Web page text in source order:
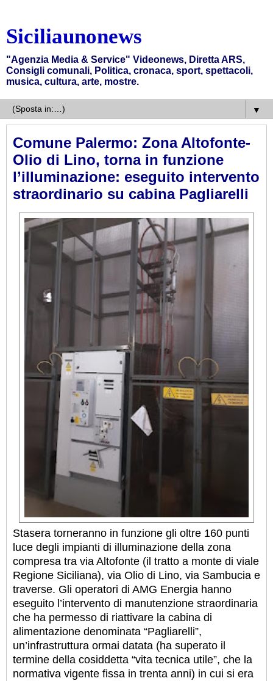
Siciliaunonews
"Agenzia Media & Service" Videonews, Diretta ARS,
Consigli comunali, Politica, cronaca, sport, spettacoli,
musica, cultura, arte, mostre.
▼
Comune Palermo: Zona Altofonte-
Olio di Lino, torna in funzione
l’illuminazione: eseguito intervento
straordinario su cabina Pagliarelli
Stasera torneranno in funzione gli oltre 160 punti
luce degli impianti di illuminazione della zona
compresa tra via Altofonte (il tratto a monte di viale
Regione Siciliana), via Olio di Lino, via Sambucia e
traverse. Gli operatori di AMG Energia hanno
eseguito l’intervento di manutenzione straordinaria
che ha permesso di riattivare la cabina di
alimentazione denominata “Pagliarelli”,
un’infrastruttura ormai datata (ha superato il
termine della cosiddetta “vita tecnica utile”, che la
normativa vigente fissa in trenta anni) in cui si era